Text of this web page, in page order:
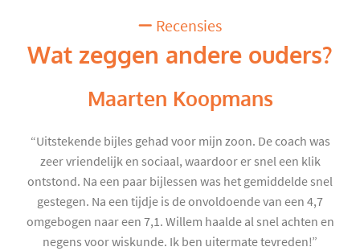
Recensies
Wat zeggen andere ouders?
Maarten Koopmans
“Uitstekende bijles gehad voor mijn zoon. De coach was
zeer vriendelijk en sociaal, waardoor er snel een klik
ontstond. Na een paar bijlessen was het gemiddelde snel
gestegen. Na een tijdje is de onvoldoende van een 4,7
omgebogen naar een 7,1. Willem haalde al snel achten en
negens voor wiskunde. Ik ben uitermate tevreden!”